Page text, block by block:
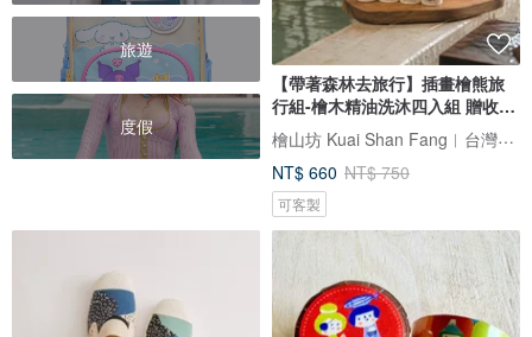
旅遊
度假
【帶著森林去旅行】插畫檜熊旅
行組-檜木精油洗沐四入組 贈收納
袋
檜山坊 Kuai Shan Fang︱台灣檜木香氛領導品牌，療癒森林
NT$ 660 NT$ 750
可客製